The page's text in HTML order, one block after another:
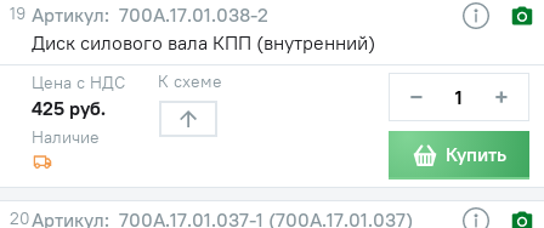
19
700А.17.01.038-2
Диск силового вала КПП (внутренний)
Наличие
Цена с НДС
425 руб.
К схеме − +
Купить
20
700А.17.01.037-1 (700А.17.01.037)